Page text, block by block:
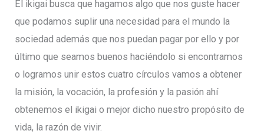
El ikigai busca que hagamos algo que nos guste hacer
que podamos suplir una necesidad para el mundo la
sociedad además que nos puedan pagar por ello y por
último que seamos buenos haciéndolo si encontramos
o logramos unir estos cuatro círculos vamos a obtener
la misión, la vocación, la profesión y la pasión ahí
obtenemos el ikigai o mejor dicho nuestro propósito de
vida, la razón de vivir.